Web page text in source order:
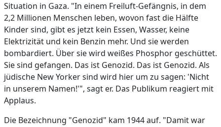
Situation in Gaza. "In einem Freiluft-Gefängnis, in dem
2,2 Millionen Menschen leben, wovon fast die Hälfte
Kinder sind, gibt es jetzt kein Essen, Wasser, keine
Elektrizität und kein Benzin mehr. Und sie werden
bombardiert. Über sie wird weißes Phosphor geschüttet.
Sie sind gefangen. Das ist Genozid. Das ist Genozid. Als
jüdische New Yorker sind wird hier um zu sagen: 'Nicht
in unserem Namen!'", sagt er. Das Publikum reagiert mit
Applaus.
Die Bezeichnung "Genozid" kam 1944 auf. "Damit war